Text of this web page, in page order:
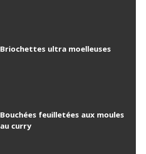
Briochettes ultra moelleuses
Bouchées feuilletées aux moules
au curry